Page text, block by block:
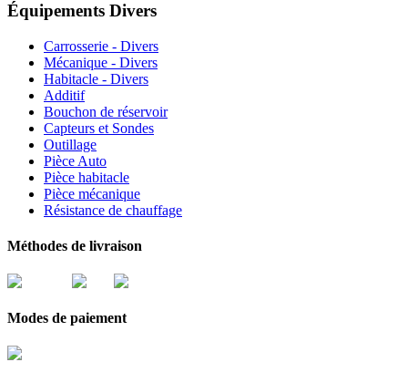
Équipements Divers
Carrosserie - Divers
Mécanique - Divers
Habitacle - Divers
Additif
Bouchon de réservoir
Capteurs et Sondes
Outillage
Pièce Auto
Pièce habitacle
Pièce mécanique
Résistance de chauffage
Méthodes de livraison
Modes de paiement